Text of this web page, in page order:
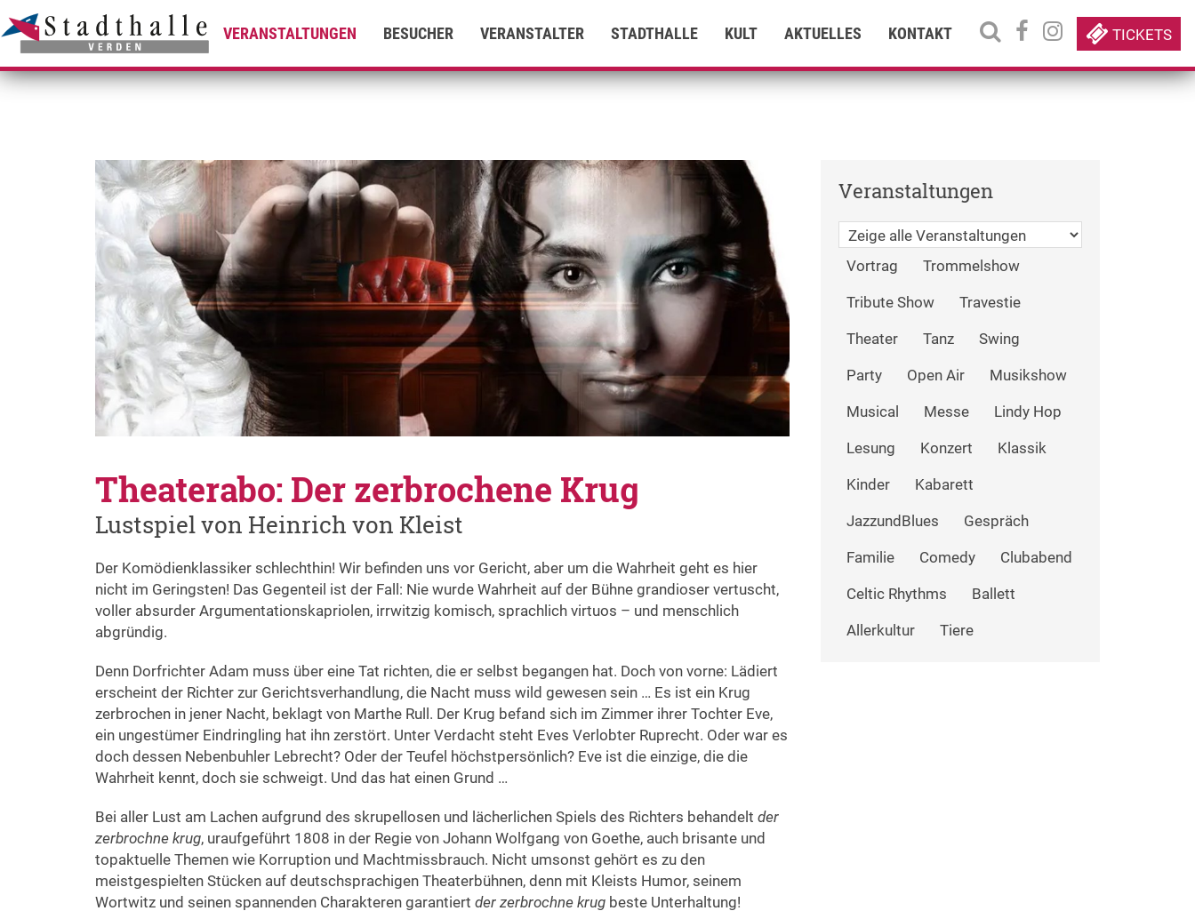
VERANSTALTUNGEN BESUCHER VERANSTALTER STADTHALLE KULT AKTUELLES KONTAKT TICKETS
Theaterabo: Der zerbrochene Krug
Lustspiel von Heinrich von Kleist
Der Komödienklassiker schlechthin! Wir befinden uns vor Gericht, aber um die Wahrheit geht es hier
nicht im Geringsten! Das Gegenteil ist der Fall: Nie wurde Wahrheit auf der Bühne grandioser vertuscht,
voller absurder Argumentationskapriolen, irrwitzig komisch, sprachlich virtuos – und menschlich
abgründig.
Denn Dorfrichter Adam muss über eine Tat richten, die er selbst begangen hat. Doch von vorne: Lädiert
erscheint der Richter zur Gerichtsverhandlung, die Nacht muss wild gewesen sein … Es ist ein Krug
zerbrochen in jener Nacht, beklagt von Marthe Rull. Der Krug befand sich im Zimmer ihrer Tochter Eve,
ein ungestümer Eindringling hat ihn zerstört. Unter Verdacht steht Eves Verlobter Ruprecht. Oder war es
doch dessen Nebenbuhler Lebrecht? Oder der Teufel höchstpersönlich? Eve ist die einzige, die die
Wahrheit kennt, doch sie schweigt. Und das hat einen Grund …
Bei aller Lust am Lachen aufgrund des skrupellosen und lächerlichen Spiels des Richters behandelt der
zerbrochne krug, uraufgeführt 1808 in der Regie von Johann Wolfgang von Goethe, auch brisante und
topaktuelle Themen wie Korruption und Machtmissbrauch. Nicht umsonst gehört es zu den
meistgespielten Stücken auf deutschsprachigen Theaterbühnen, denn mit Kleists Humor, seinem
Wortwitz und seinen spannenden Charakteren garantiert der zerbrochne krug beste Unterhaltung!
Veranstaltungen
Vortrag Trommelshow
Tribute Show Travestie
Theater Tanz Swing
Party Open Air Musikshow
Musical Messe Lindy Hop
Lesung Konzert Klassik
Kinder Kabarett
JazzundBlues Gespräch
Familie Comedy Clubabend
Celtic Rhythms Ballett
Allerkultur Tiere